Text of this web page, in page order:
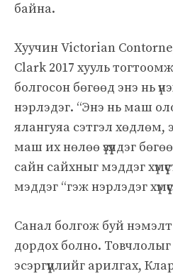
байна.
Хуучин Victorian
Clark 2017 хууль
болгосон бөгөөд энэ нь
нэрлэдэг. “Энэ нь маш
ялангуяа сэтгэл хөдлөм,
маш их нөлөө үзүүлдэг
сайн сайхныг мэддэг
мэддэг “гэж нэрлэдэг
Санал болгож буй нэмэлт
дордох болно.
эсэргүүцлийг арилгах,